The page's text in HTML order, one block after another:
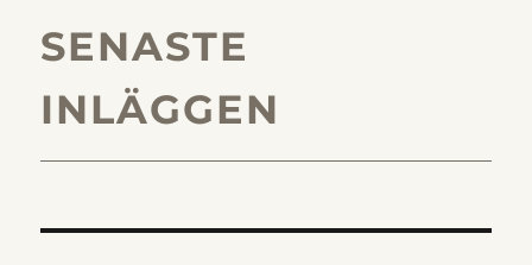
SENASTE
INLÄGGEN